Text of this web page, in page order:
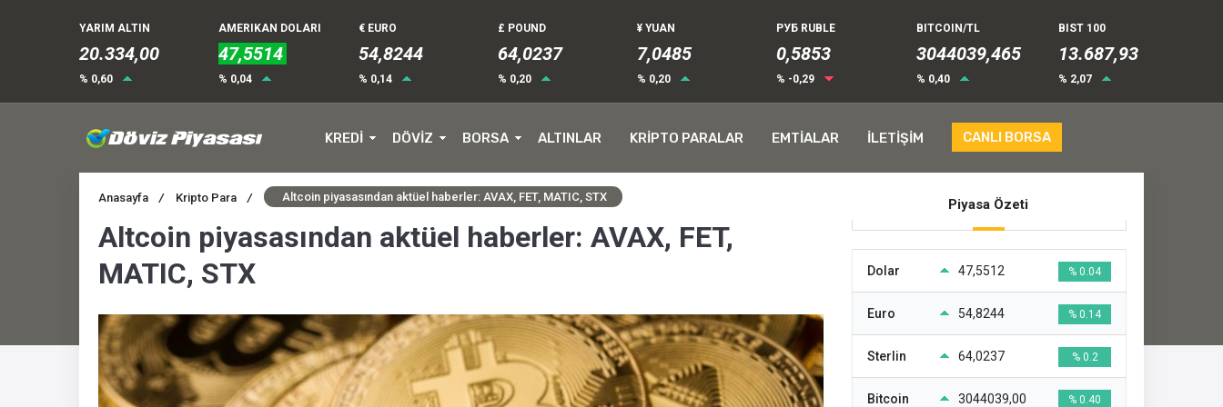
YARIM ALTIN
20.334,00
% 0,60
AMERIKAN DOLARI
47,5514
% 0,04
€ EURO
54,8243
% 0,14
£ POUND
64,0237
% 0,20
¥ YUAN
7,0485
% 0,20
РУБ RUBLE
0,5852
% -0,29
BITCOIN/TL
3044039,465
% 0,40
BIST 100
13.687,93
% 2,07
KREDİ DÖVİZ BORSA ALTINLAR KRİPTO PARALAR EMTİALAR İLETİŞİM CANLI BORSA
Anasayfa / Kripto Para / Altcoin piyasasından aktüel haberler: AVAX, FET, MATIC, STX
Altcoin piyasasından aktüel haberler: AVAX, FET,
MATIC, STX
Piyasa Özeti
Dolar 47,5512 % 0.04
Euro 54,8244 % 0.14
Sterlin 64,0237 % 0.2
Bitcoin 3044039,00 % 0.40